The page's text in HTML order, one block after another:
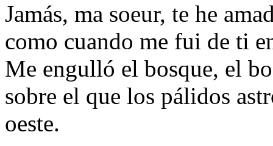
Jamás, ma soeur, te he
como cuando me fui de ti
Me engulló el bosque, el
sobre el que los pálidos
oeste.